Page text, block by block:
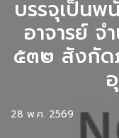
บรรจุเป็น
อาจารย์
๕๓๒ สังกัด
28 พ.ค. 2569